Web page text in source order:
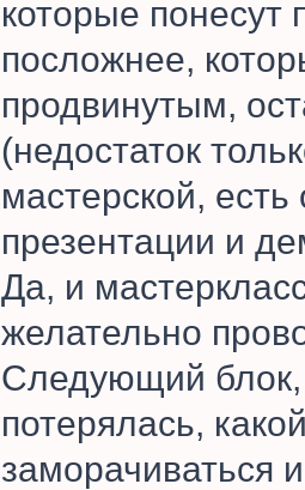
которые
посложнее,
продвинутым,
(недостаток
мастерской,
презентации и
Да, и
желательно
Следующий блок,
потерялась,
заморачиваться